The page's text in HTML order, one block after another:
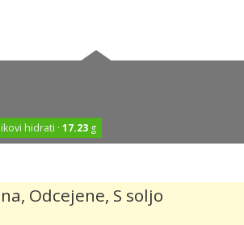
hidrati · 17.23g
Odcejene, S soljo